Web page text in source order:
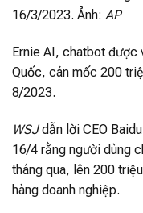
16/3/2023. Ảnh: AP
Ernie AI, chatbot được
Quốc, cán mốc 200
8/2023.
WSJdẫn lời CEO
16/4 rằng người dùng
tháng qua, lên 200
hàng doanh nghiệp.